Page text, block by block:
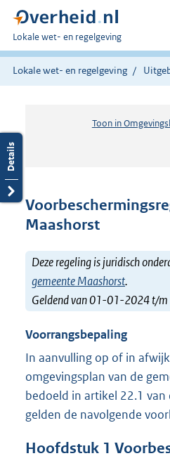
U
bent
hier:
Lokale wet- en regelgeving
Lokale wet- en regelgeving
Toon in
Maashorst
Deze regeling is juridisch
gemeente Maashorst.
Geldend van 01-01-2024 t/
Voorrangsbepaling
In aanvulling op of in
omgevingsplan van de
bedoeld in artikel 22.1 van
gelden de navolgende
Hoofdstuk 1